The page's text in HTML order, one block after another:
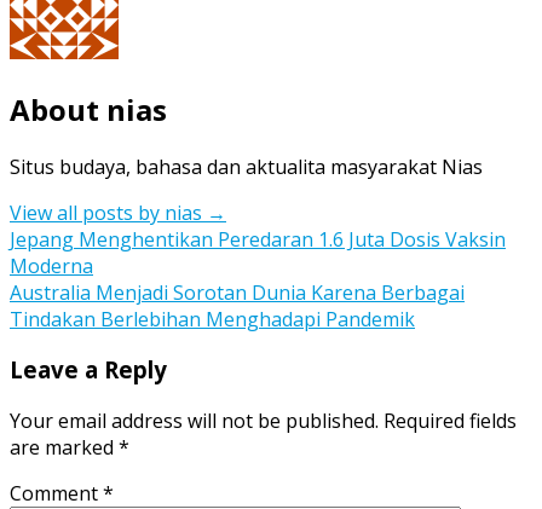
About nias
Situs budaya, bahasa dan aktualita masyarakat Nias
View all posts by nias →
Post
navigation
Jepang Menghentikan Peredaran 1.6 Juta Dosis Vaksin
Moderna
Australia Menjadi Sorotan Dunia Karena Berbagai
Tindakan Berlebihan Menghadapi Pandemik
Leave a Reply
Your email address will not be published. Required fields
are marked *
Comment*